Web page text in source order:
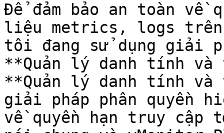
Để đảm bảo an toàn về
liệu metrics, logs trên
tôi đang sử dụng giải
**Quản lý danh tính
**Quản lý danh tính
giải pháp phân quyền
về quyền hạn truy cập